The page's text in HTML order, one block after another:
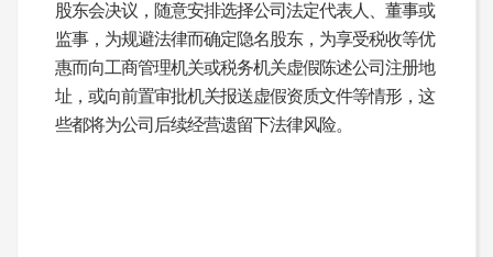
股东会决议，随意安排选择公司法定代表人、董事或
监事，为规避法律而确定隐名股东，为享受税收等优
惠而向工商管理机关或税务机关虚假陈述公司注册地
址，或向前置审批机关报送虚假资质文件等情形，这
些都将为公司后续经营遗留下法律风险。